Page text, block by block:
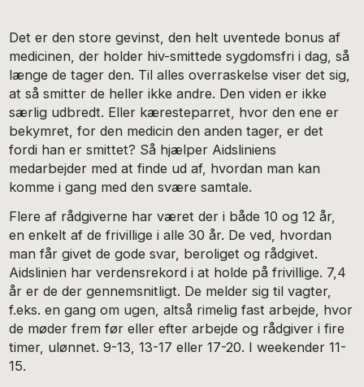
Det er den store gevinst, den helt uventede bonus af
medicinen, der holder hiv-smittede sygdomsfri i dag, så
længe de tager den. Til alles overraskelse viser det sig,
at så smitter de heller ikke andre. Den viden er ikke
særlig udbredt. Eller kæresteparret, hvor den ene er
bekymret, for den medicin den anden tager, er det
fordi han er smittet? Så hjælper Aidsliniens
medarbejder med at finde ud af, hvordan man kan
komme i gang med den svære samtale.
Flere af rådgiverne har været der i både 10 og 12 år,
en enkelt af de frivillige i alle 30 år. De ved, hvordan
man får givet de gode svar, beroliget og rådgivet.
Aidslinien har verdensrekord i at holde på frivillige. 7,4
år er de der gennemsnitligt. De melder sig til vagter,
f.eks. en gang om ugen, altså rimelig fast arbejde, hvor
de møder frem før eller efter arbejde og rådgiver i fire
timer, ulønnet. 9-13, 13-17 eller 17-20. I weekender 11-
15.